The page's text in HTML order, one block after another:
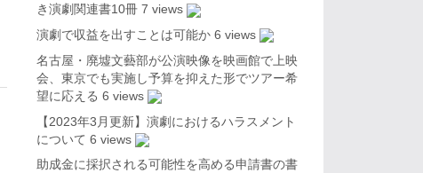
き演劇関連書10冊 7 views
演劇で収益を出すことは可能か 6 views
名古屋・廃墟文藝部が公演映像を映画館で上映
会、東京でも実施し予算を抑えた形でツアー希
望に応える 6 views
【2023年3月更新】演劇におけるハラスメント
について 6 views
助成金に採択される可能性を高める申請書の書